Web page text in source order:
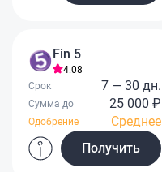
Fin 5
4.08
Срок
7 — 30 дн.
Сумма до 25 000 ₽
Одобрение
Среднее
Получить